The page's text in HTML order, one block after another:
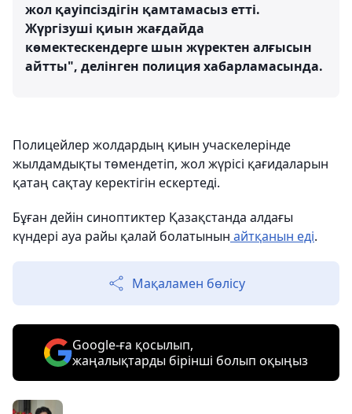
жол қауіпсіздігін қамтамасыз етті.
Жүргізуші қиын жағдайда
көмектескендерге шын жүректен алғысын
айтты", делінген полиция хабарламасында.
Полицейлер жолдардың қиын учаскелерінде
жылдамдықты төмендетіп, жол жүрісі қағидаларын
қатаң сақтау керектігін ескертеді.
Бұған дейін синоптиктер Қазақстанда алдағы
күндері ауа райы қалай болатынын айтқанын еді.
Мақаламен бөлісу
Google-ға қосылып,
жаңалықтарды бірінші болып оқыңыз